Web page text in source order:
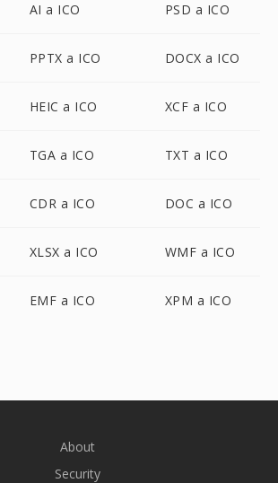
AI a ICO PSD a ICO
PPTX a ICO DOCX a ICO
HEIC a ICO XCF a ICO
TGA a ICO TXT a ICO
CDR a ICO DOC a ICO
XLSX a ICO WMF a ICO
EMF a ICO XPM a ICO
About
Security